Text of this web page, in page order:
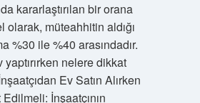
kararlaştırılan bir orana
olarak, müteahhitin aldığı
%30 ile %40 arasındadır.
nelere dikkat
Ev Satın Alırken
İnşaatçının